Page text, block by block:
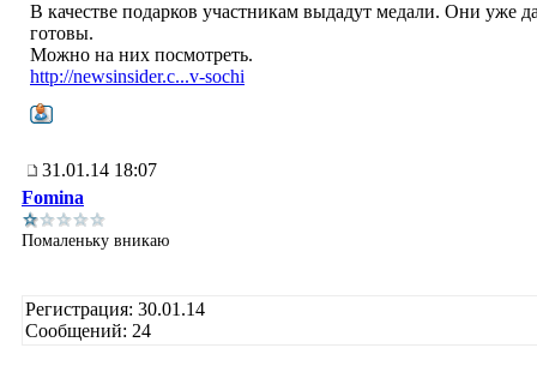
В качестве подарков участникам выдадут медали. Они уже
готовы.
Можно на них посмотреть.
http://newsinsider.c...v-sochi
31.01.14 18:07
Fomina
Помаленьку вникаю
Регистрация: 30.01.14
Сообщений: 24